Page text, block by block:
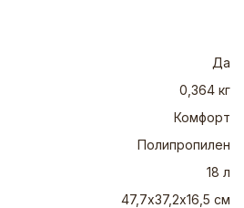
Да
0,364 кг
Комфорт
Полипропилен
18 л
47,7х37,2х16,5 см